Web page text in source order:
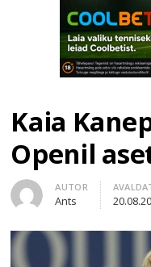
Kaia
Openil
Author
AUTOR
Ants